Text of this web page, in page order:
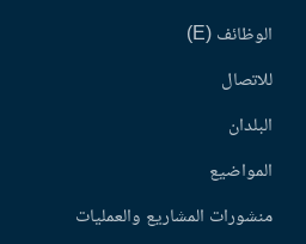
الوظائف (E)
للاتصال
البلدان
المواضيع
منشورات المشاريع والعمليات